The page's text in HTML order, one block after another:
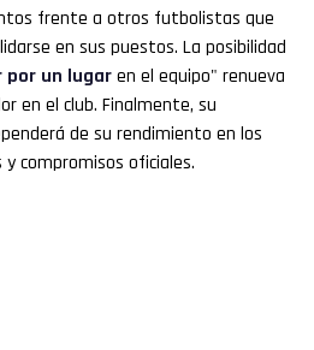
frente a otros futbolistas que
en sus puestos. La posibilidad
por un lugaren el equipo" renueva
en el club. Finalmente, su
de su rendimiento en los
compromisos oficiales.